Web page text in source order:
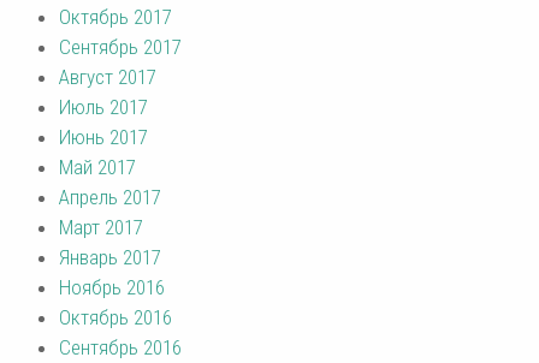
Октябрь 2017
Сентябрь 2017
Август 2017
Июль 2017
Июнь 2017
Май 2017
Апрель 2017
Март 2017
Январь 2017
Ноябрь 2016
Октябрь 2016
Сентябрь 2016